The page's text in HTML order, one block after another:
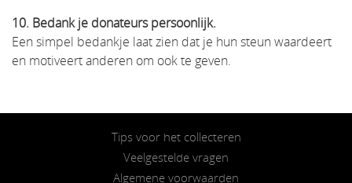
10. Bedank je donateurs persoonlijk.
Een simpel bedankje laat zien dat je hun steun waardeert
en motiveert anderen om ook te geven.
Tips voor het collecteren
Veelgestelde vragen
Algemene voorwaarden